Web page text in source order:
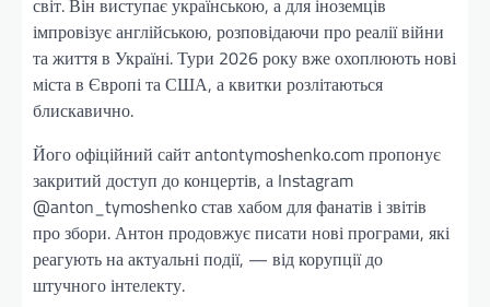
імпровізує англійською, розповідаючи про реалії війни
та життя в Україні. Тури 2026 року вже охоплюють нові
міста в Європі та США, а квитки розлітаються
блискавично.
Його офіційний сайт antontymoshenko.com пропонує
закритий доступ до концертів, а Instagram
@anton_tymoshenko став хабом для фанатів і звітів
про збори. Антон продовжує писати нові програми, які
реагують на актуальні події, — від корупції до
штучного інтелекту.